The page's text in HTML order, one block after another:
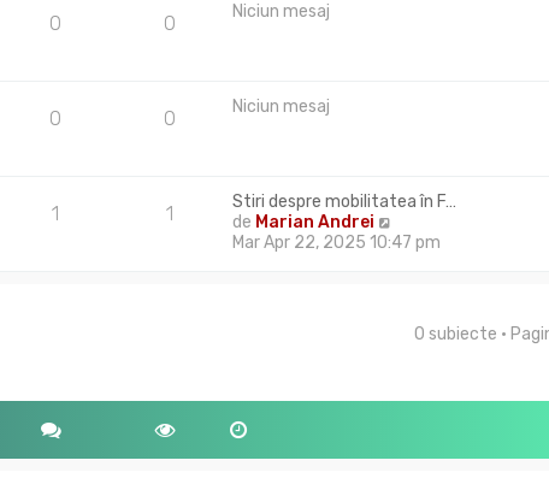
s
j
0 0 Niciun mesaj
0 0 Niciun mesaj
1 1
Stiri despre mobilitatea în F…
de Marian Andrei
e
u
Mar Apr 22, 2025 10:47 pm
0 subiecte •